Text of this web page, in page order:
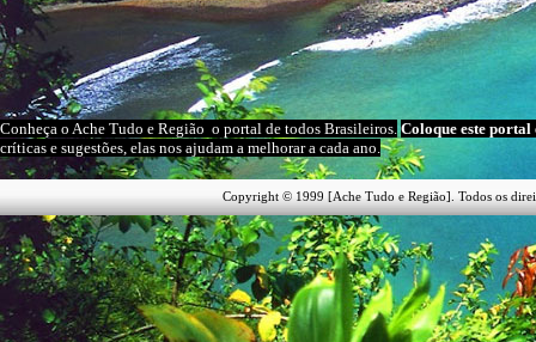
Conheça o Ache Tudo e Região o portal de todos Brasileiros. Coloque este portal
críticas e sugestões, elas nos ajudam a melhorar a cada ano.
Copyright © 1999 [Ache Tudo e Região]. Todos os